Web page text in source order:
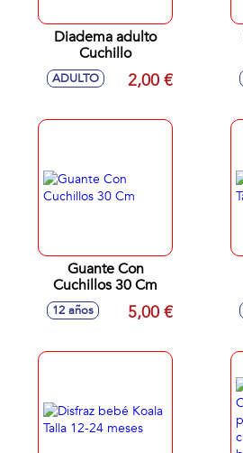
Diadema adulto
Cuchillo
ADULTO 2,00 €
Guante Con
Cuchillos 30 Cm
12 años 5,00 €